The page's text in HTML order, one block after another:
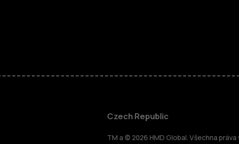
Chytré
Czech Republic
TM a © 2026 HMD Global. Všechna